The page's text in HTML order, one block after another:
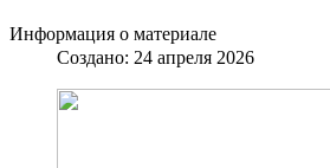
Информация о материале
Создано: 24 апреля 2026